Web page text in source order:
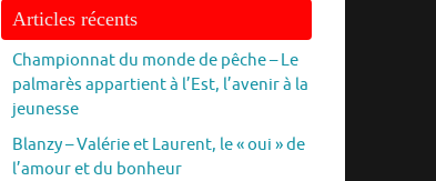
Articles récents
Championnat du monde de pêche – Le
palmarès appartient à l’Est, l’avenir à la
jeunesse
Blanzy – Valérie et Laurent, le « oui » de
l’amour et du bonheur